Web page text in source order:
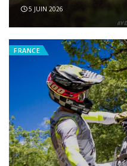
5 JUIN 2026
FRANCE